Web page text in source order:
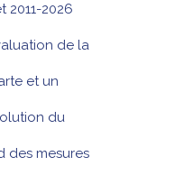
2011-2026
de la
et un
du
des mesures